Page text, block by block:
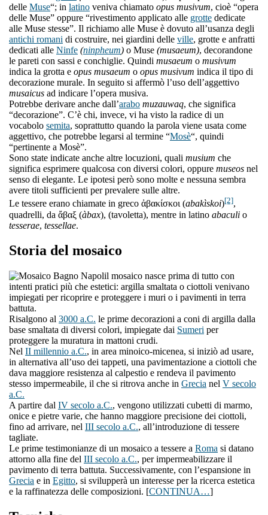
delle Muse“; in latino veniva chiamato opus musivum, cioè “opera
delle Muse” oppure “rivestimento applicato alle grotte dedicate
alle Muse stesse”. Il richiamo alle Muse è dovuto all’usanza degli
antichi romani di costruire, nei giardini delle ville, grotte e anfratti
dedicati alle Ninfe (ninpheum) o Muse (musaeum), decorandone
le pareti con sassi e conchiglie. Quindi musaeum o musivum
indica la grotta e opus musaeum o opus musivum indica il tipo di
decorazione murale. In seguito si affermò l’uso dell’aggettivo
musaicus ad indicare l’opera musiva.
Potrebbe derivare anche dall’arabo muzauwaq, che significa
“decorazione”. C’è chi, invece, vi ha visto la radice di un
vocabolo semita, soprattutto quando la parola viene usata come
aggettivo, che potrebbe legarsi al termine “Mosè“, quindi
“pertinente a Mosè”.
Sono state indicate anche altre locuzioni, quali musium che
significa esprimere qualcosa con diversi colori, oppure museos nel
senso di elegante. Le ipotesi però sono molte e nessuna sembra
avere titoli sufficienti per prevalere sulle altre.
Le tessere erano chiamate in greco ἀβακίσκοι (abakìskoi)[2],
quadrelli, da ἄβαξ (àbax), (tavoletta), mentre in latino abaculi o
tesserae, tessellae.
Storia del mosaico
l mosaico nasce prima di tutto con
intenti pratici più che estetici: argilla smaltata o ciottoli venivano
impiegati per ricoprire e proteggere i muri o i pavimenti in terra
battuta.
Risalgono al 3000 a.C. le prime decorazioni a coni di argilla dalla
base smaltata di diversi colori, impiegate dai Sumeri per
proteggere la muratura in mattoni crudi.
Nel II millennio a.C., in area minoico-micenea, si iniziò ad usare,
in alternativa all’uso dei tappeti, una pavimentazione a ciottoli che
dava maggiore resistenza al calpestio e rendeva il pavimento
stesso impermeabile, il che si ritrova anche in Grecia nel V secolo
a.C.
A partire dal IV secolo a.C., vengono utilizzati cubetti di marmo,
onice e pietre varie, che hanno maggiore precisione dei ciottoli,
fino ad arrivare, nel III secolo a.C., all’introduzione di tessere
tagliate.
Le prime testimonianze di un mosaico a tessere a Roma si datano
attorno alla fine del III secolo a.C., per impermeabilizzare il
pavimento di terra battuta. Successivamente, con l’espansione in
Grecia e in Egitto, si svilupperà un interesse per la ricerca estetica
e la raffinatezza delle composizioni. [CONTINUA…]